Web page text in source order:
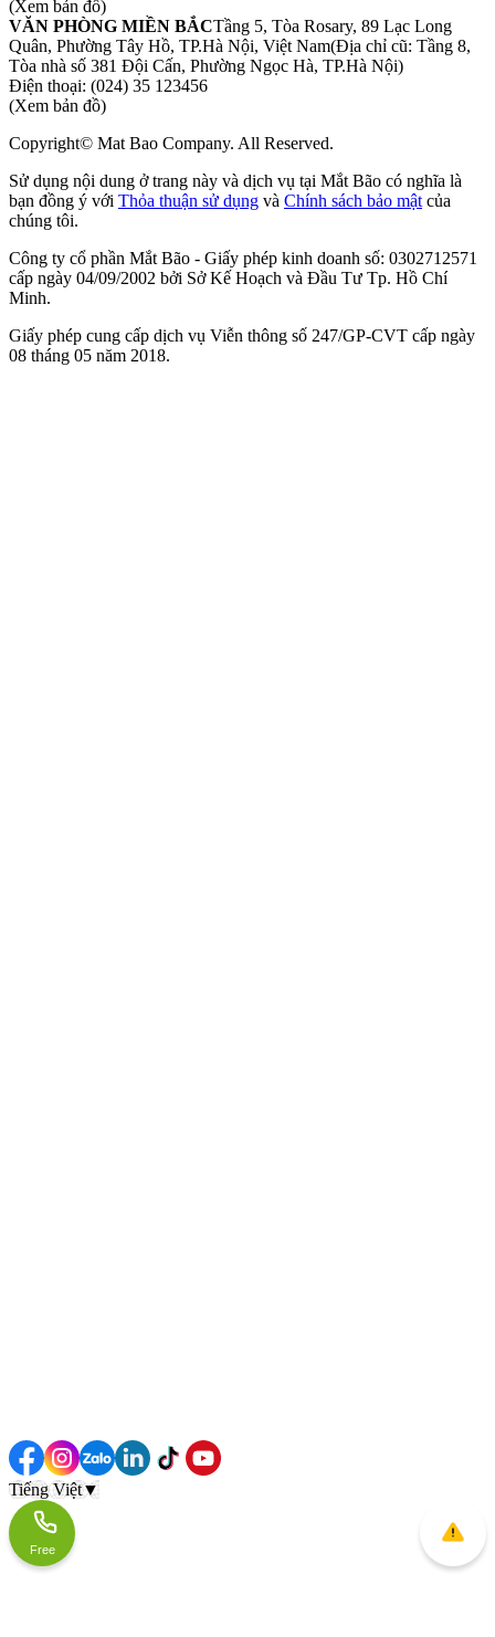
(Xem bản đồ)
VĂN PHÒNG MIỀN BẮCTầng 5, Tòa Rosary, 89 Lạc Long
Quân, Phường Tây Hồ, TP.Hà Nội, Việt Nam(Địa chỉ cũ: Tầng 8,
Tòa nhà số 381 Đội Cấn, Phường Ngọc Hà, TP.Hà Nội)
Điện thoại: (024) 35 123456
(Xem bản đồ)
Copyright© Mat Bao Company. All Reserved.
Sử dụng nội dung ở trang này và dịch vụ tại Mắt Bão có nghĩa là
bạn đồng ý với Thỏa thuận sử dụng và Chính sách bảo mật của
chúng tôi.
Công ty cổ phần Mắt Bão - Giấy phép kinh doanh số: 0302712571
cấp ngày 04/09/2002 bởi Sở Kế Hoạch và Đầu Tư Tp. Hồ Chí
Minh.
Giấy phép cung cấp dịch vụ Viễn thông số 247/GP-CVT cấp ngày
08 tháng 05 năm 2018.
Tiếng Việt▼
Free